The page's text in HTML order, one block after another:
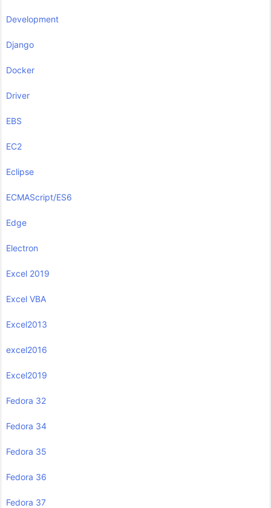
Development
Django
Docker
Driver
EBS
EC2
Eclipse
ECMAScript/ES6
Edge
Electron
Excel 2019
Excel VBA
Excel2013
excel2016
Excel2019
Fedora 32
Fedora 34
Fedora 35
Fedora 36
Fedora 37